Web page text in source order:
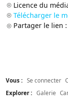
Licence du
Télécharger le
Partager le lien :
Vous : Se connecter
Explorer : Galerie